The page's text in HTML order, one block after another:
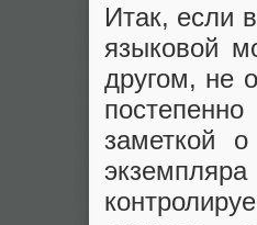
Итак, если
языковой
другом, не
заметкой